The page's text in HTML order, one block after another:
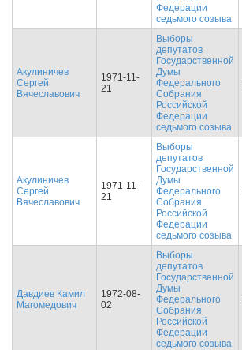
Федерации
седьмого созыва
Акулиничев
Сергей
Вячеславович
1971-11-
21
Выборы
депутатов
Государственной
Думы
Федерального
Собрания
Российской
Федерации
седьмого созыва
Акулиничев
Сергей
Вячеславович
1971-11-
21
Выборы
депутатов
Государственной
Думы
Федерального
Собрания
Российской
Федерации
седьмого созыва
Давдиев Камил
Магомедович
1972-08-
02
Выборы
депутатов
Государственной
Думы
Федерального
Собрания
Российской
Федерации
седьмого созыва